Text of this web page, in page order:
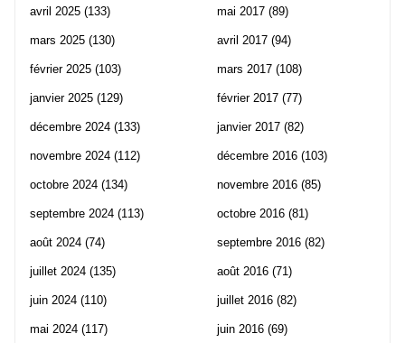
avril 2025 (133)
mars 2025 (130)
février 2025 (103)
janvier 2025 (129)
décembre 2024 (133)
novembre 2024 (112)
octobre 2024 (134)
septembre 2024 (113)
août 2024 (74)
juillet 2024 (135)
juin 2024 (110)
mai 2024 (117)
mai 2017 (89)
avril 2017 (94)
mars 2017 (108)
février 2017 (77)
janvier 2017 (82)
décembre 2016 (103)
novembre 2016 (85)
octobre 2016 (81)
septembre 2016 (82)
août 2016 (71)
juillet 2016 (82)
juin 2016 (69)